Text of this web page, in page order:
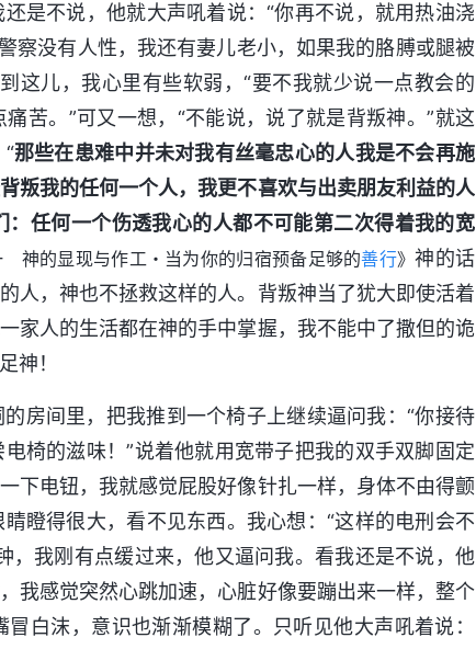
是不说，他就大声吼着说：“你再不说，就用热油浇
察没有人性，我还有妻儿老小，如果我的胳膊或腿被
这儿，我心里有些软弱，“要不我就少说一点教会的
苦。”可又一想，“不能说，说了就是背叛神。”就这
那些在患难中并未对我有丝毫忠心的人我是不会再施
叛我的任何一个人，我更不喜欢与出卖朋友利益的人
任何一个伤透我心的人都不可能第二次得着我的宽
神的显现与作工・当为你的归宿预备足够的善行》神的话
人，神也不拯救这样的人。背叛神当了犹大即使活着
家人的生活都在神的手中掌握，我不能中了撒但的诡
神！
房间里，把我推到一个椅子上继续逼问我：“你接待
椅的滋味！”说着他就用宽带子把我的双手双脚固定
下电钮，我就感觉屁股好像针扎一样，身体不由得颤
瞪得很大，看不见东西。我心想：“这样的电刑会不
，我刚有点缓过来，他又逼问我。看我还是不说，他
我感觉突然心跳加速，心脏好像要蹦出来一样，整个
白沫，意识也渐渐模糊了。只听见他大声吼着说：